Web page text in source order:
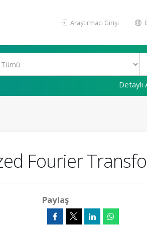
Araştırmacı Girişi
Detaylı
Fourier
Paylaş